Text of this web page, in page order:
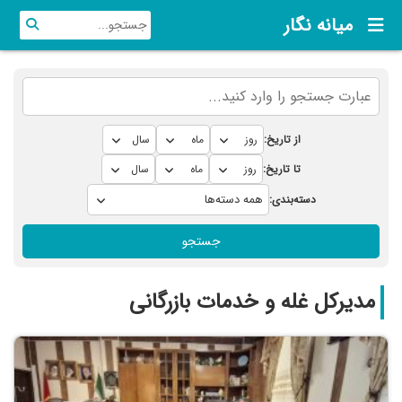
میانه نگار
از تاریخ:
تا تاریخ:
دسته‌بندی:
جستجو
مدیرکل غله و خدمات بازرگانی